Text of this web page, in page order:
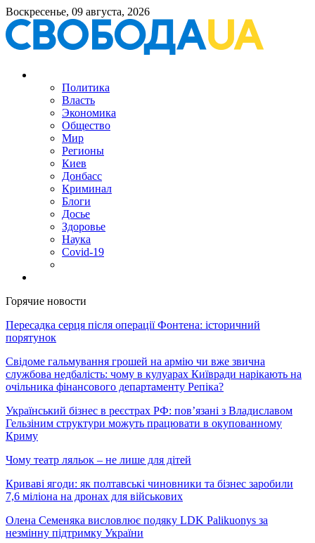
Воскресенье, 09 августа, 2026
Политика
Власть
Экономика
Общество
Мир
Регионы
Киев
Донбасс
Криминал
Блоги
Досье
Здоровье
Наука
Covid-19
Горячие новости
Пересадка серця після операції Фонтена: історичний
порятунок
Свідоме гальмування грошей на армію чи вже звична
службова недбалість: чому в кулуарах Київради нарікають на
очільника фінансового департаменту Репіка?
Український бізнес в реєстрах РФ: пов’язані з Владиславом
Гельзіним структури можуть працювати в окупованному
Криму
Чому театр ляльок – не лише для дітей
Криваві ягоди: як полтавські чиновники та бізнес заробили
7,6 міліона на дронах для військових
Олена Семеняка висловлює подяку LDK Palikuonys за
незмінну підтримку України